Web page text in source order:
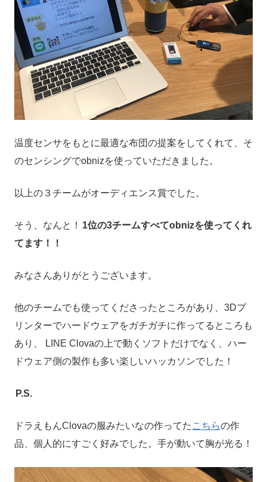
温度センサをもとに最適な布団の提案をしてくれて、そ
のセンシングでobnizを使っていただきました。
以上の３チームがオーディエンス賞でした。
そう、なんと！ 1位の3チームすべてobnizを使ってくれ
てます！！
みなさんありがとうございます。
他のチームでも使ってくださったところがあり、3Dプ
リンターでハードウェアをガチガチに作ってるところも
あり、 LINE Clovaの上で動くソフトだけでなく、ハー
ドウェア側の製作も多い楽しいハッカソンでした！
P.S.
ドラえもんClovaの服みたいなの作ってた こちらの作
品、個人的にすごく好みでした。手が動いて胸が光る！